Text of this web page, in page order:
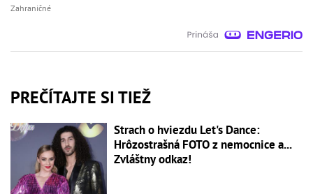
Zahraničné
PREČÍTAJTE SI TIEŽ
Strach o hviezdu Let's Dance:
Hrôzostrašná FOTO z nemocnice a...
Zvláštny odkaz!